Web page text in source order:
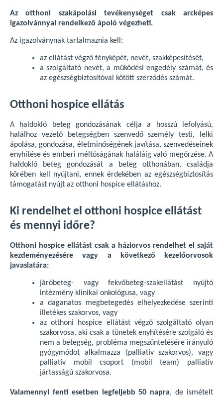
Az otthoni szakápolási tevékenységet csak arcképes
igazolvánnyal rendelkező ápoló végezheti.
Az igazolványnak tartalmaznia kell:
az ellátást végző fényképét, nevét, szakképesítését,
a szolgáltató nevét, a működési engedély számát, és
az egészségbiztosítóval kötött szerződés számát.
Otthoni hospice ellátás
A haldokló beteg gondozásának célja a hosszú lefolyású,
halálhoz vezető betegségben szenvedő személy testi, lelki
ápolása, gondozása, életminőségének javítása, szenvedéseinek
enyhítése és emberi méltóságának haláláig való megőrzése. A
haldokló beteg gondozását a beteg otthonában, családja
körében kell nyújtani, ennek érdekében az egészségbiztosítás
támogatást nyújt az otthoni hospice ellátáshoz.
Ki rendelhet el otthoni hospice ellátást
és mennyi időre?
Otthoni hospice ellátást csak a háziorvos rendelhet el saját
kezdeményezésére vagy a következő kezelőorvosok
javaslatára:
járóbeteg- vagy fekvőbeteg-szakellátást nyújtó
intézmény klinikai onkológusa, vagy
a daganatos megbetegedés elhelyezkedése szerinti
illetékes szakorvos, vagy
az otthoni hospice ellátást végző szolgáltató olyan
szakorvosa, aki csak a tünetek enyhítésére szolgáló és
nem a betegség, probléma megszüntetésére irányuló
gyógymódot alkalmazza (palliatív szakorvos), vagy
palliatív mobil csoport (mobil team) palliatív
jártasságú szakorvosa.
Valamennyi fenti esetben legfeljebb 50 napra, de ismételt